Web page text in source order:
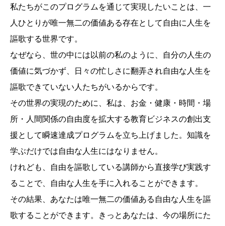
私たちがこのプログラムを通じて実現したいことは、一
人ひとりが唯一無二の価値ある存在として自由に人生を
謳歌する世界です。
なぜなら、世の中には以前の私のように、自分の人生の
価値に気づかず、日々の忙しさに翻弄され自由な人生を
謳歌できていない人たちがいるからです。
その世界の実現のために、私は、お金・健康・時間・場
所・人間関係の自由度を拡大する教育ビジネスの創出支
援として瞬速達成プログラムを立ち上げました。知識を
学ぶだけでは自由な人生にはなりません。
けれども、自由を謳歌している講師から直接学び実践す
ることで、自由な人生を手に入れることができます。
その結果、あなたは唯一無二の価値ある自由な人生を謳
歌することができます。きっとあなたは、今の場所にた